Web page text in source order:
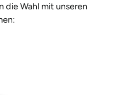
die Wahl mit unseren